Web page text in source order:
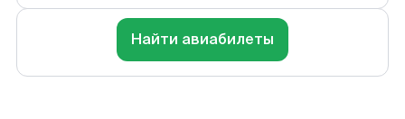
Найти авиабилеты